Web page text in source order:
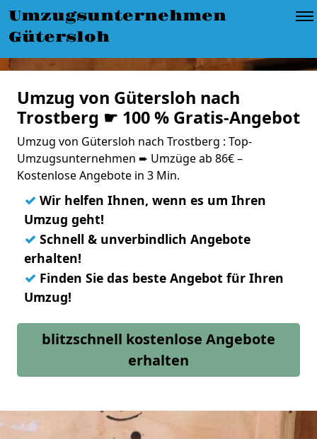
Umzugsunternehmen
Gütersloh
Umzug von Gütersloh nach
Trostberg ☛ 100 % Gratis-Angebot
Umzug von Gütersloh nach Trostberg : Top-
Umzugsunternehmen ➨ Umzüge ab 86€ –
Kostenlose Angebote in 3 Min.
✓ Wir helfen Ihnen, wenn es um Ihren
Umzug geht!
✓ Schnell & unverbindlich Angebote
erhalten!
✓ Finden Sie das beste Angebot für Ihren
Umzug!
blitzschnell kostenlose Angebote
erhalten